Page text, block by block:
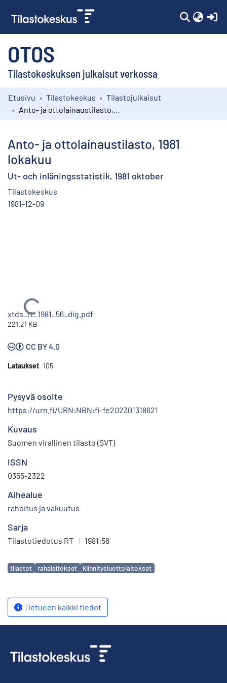
OTOS
Tilastokeskuksen julkaisut verkossa
Kokoelmat
Etusivu Tilastokeskus
Tilastojulkaisut
Anto- ja ottolainaustilasto, 1981
lokakuu
Ut- och inläningsstatistik, 1981 oktober
Tilastokeskus
1981-12-09
Ladataan...
xtds_rt_1981_56_dig.pdf
221.21 KB
CC BY 4.0
Lataukset 105
Pysyvä osoite
https://urn.fi/URN:NBN:fi-fe202301318621
Kuvaus
Suomen virallinen tilasto (SVT)
ISSN
0355-2322
Aihealue
rahoitus ja vakuutus
Sarja
Tilastotiedotus RT | 1981:56
Avainsanat
tilastot rahalaitokset kiinnitysluottolaitokset
Tietueen kaikki tiedot